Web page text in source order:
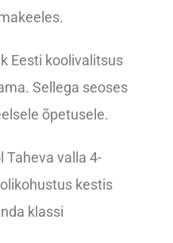
Eesti koolivalitsus
Sellega seoses
õpetusele.
Taheva valla 4-
kestis
klassi